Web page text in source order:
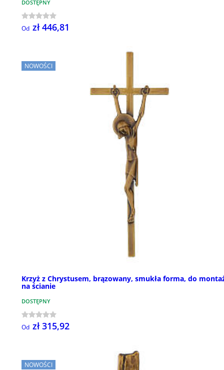
DOSTĘPNY
Od zł 446,81
NOWOŚCI
Krzyż z Chrystusem, brązowany, smukła forma, do
na ścianie
DOSTĘPNY
Od zł 315,92
NOWOŚCI